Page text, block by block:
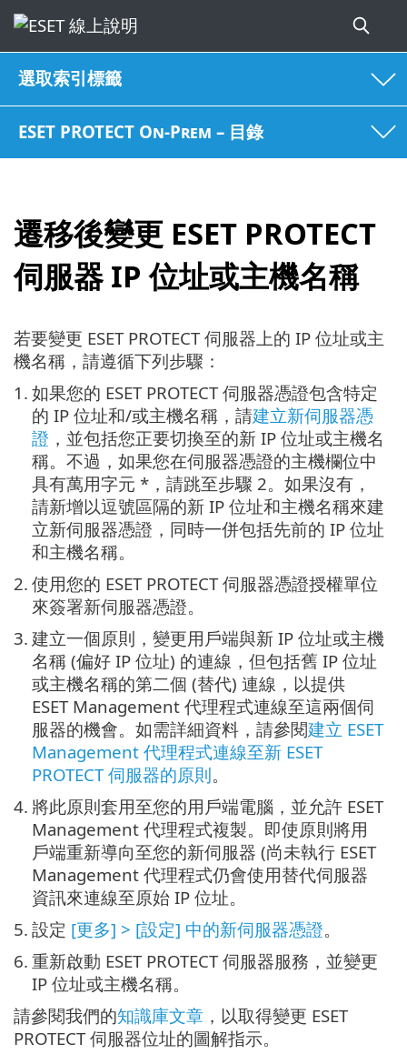
選取索引標籤
ESET PROTECT On-Prem – 目錄
遷移後變更 ESET PROTECT
伺服器 IP 位址或主機名稱
若要變更 ESET PROTECT 伺服器上的 IP 位址或主
機名稱，請遵循下列步驟：
1. 如果您的 ESET PROTECT 伺服器憑證包含特定
的 IP 位址和/或主機名稱，請建立新伺服器憑
證 ，並包括您正要切換至的新 IP 位址或主機名
稱。不過，如果您在伺服器憑證的主機欄位中
具有萬用字元 *，請跳至步驟 2。如果沒有，
請新增以逗號區隔的新 IP 位址和主機名稱來建
立新伺服器憑證，同時一併包括先前的 IP 位址
和主機名稱。
2. 使用您的 ESET PROTECT 伺服器憑證授權單位
來簽署新伺服器憑證。
3. 建立一個原則，變更用戶端與新 IP 位址或主機
名稱 (偏好 IP 位址) 的連線，但包括舊 IP 位址
或主機名稱的第二個 (替代) 連線，以提供
ESET Management 代理程式連線至這兩個伺
服器的機會。如需詳細資料，請參閱建立 ESET
Management 代理程式連線至新 ESET
PROTECT 伺服器的原則。
4. 將此原則套用至您的用戶端電腦，並允許 ESET
Management 代理程式複製。即使原則將用
戶端重新導向至您的新伺服器 (尚未執行 ESET
Management 代理程式仍會使用替代伺服器
資訊來連線至原始 IP 位址。
5. 設定 [更多] > [設定] 中的新伺服器憑證。
6. 重新啟動 ESET PROTECT 伺服器服務，並變更
IP 位址或主機名稱。
請參閱我們的知識庫文章 ，以取得變更 ESET
PROTECT 伺服器位址的圖解指示。